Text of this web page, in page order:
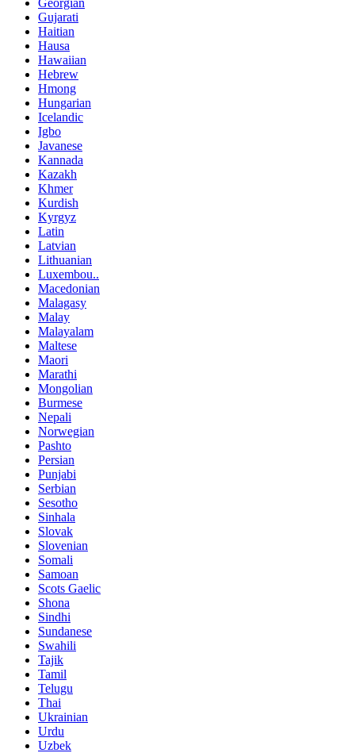
Georgian
Gujarati
Haitian
Hausa
Hawaiian
Hebrew
Hmong
Hungarian
Icelandic
Igbo
Javanese
Kannada
Kazakh
Khmer
Kurdish
Kyrgyz
Latin
Latvian
Lithuanian
Luxembou..
Macedonian
Malagasy
Malay
Malayalam
Maltese
Maori
Marathi
Mongolian
Burmese
Nepali
Norwegian
Pashto
Persian
Punjabi
Serbian
Sesotho
Sinhala
Slovak
Slovenian
Somali
Samoan
Scots Gaelic
Shona
Sindhi
Sundanese
Swahili
Tajik
Tamil
Telugu
Thai
Ukrainian
Urdu
Uzbek